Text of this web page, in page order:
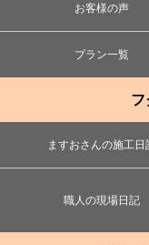
お客様の声
プラン一覧
フ
ますおさんの施工日
職人の現場日記